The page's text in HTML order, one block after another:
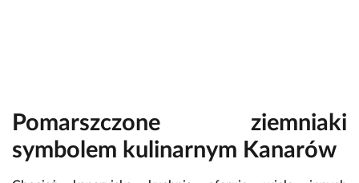
Pomarszczone ziemniaki
symbolem kulinarnym Kanarów